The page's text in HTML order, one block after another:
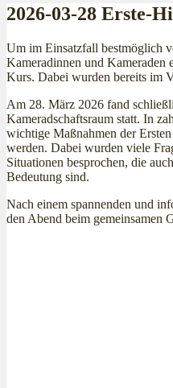
2026-03-28 Erste-
Um im Einsatzfall bestmöglich
Kameradinnen und Kameraden
Kurs. Dabei wurden bereits im
Am 28. März 2026 fand
Kameradschaftsraum statt. In
wichtige Maßnahmen der
werden. Dabei wurden viele
Situationen besprochen, die
Bedeutung sind.
Nach einem spannenden und
den Abend beim gemeinsamen